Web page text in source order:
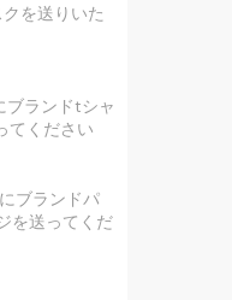
を送りいた
ブランドtシャ
てください
ブランドパ
を送ってくだ